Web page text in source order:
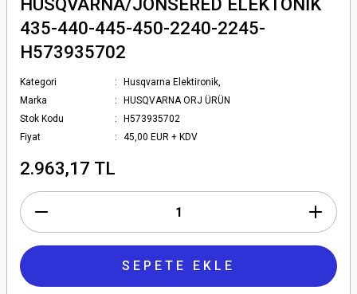
435-440-445-450-2240-2245-
H573935702
Kategori
Husqvarna Elektironik,
Marka
HUSQVARNA ORJ ÜRÜN
Stok Kodu
H573935702
Fiyat
45,00 EUR + KDV
2.963,17 TL
SEPETE EKLE